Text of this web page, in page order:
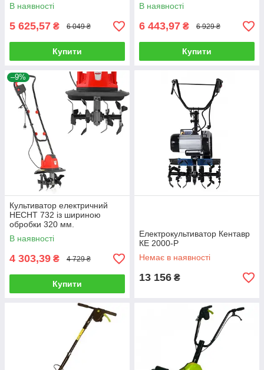
В наявності
5 625,57 ₴ 6 049 ₴
Купити
В наявності
6 443,97 ₴ 6 929 ₴
Купити
–9%
Культиватор електричний
HECHT 732 із шириною
обробки 320 мм.
В наявності
4 303,39 ₴ 4 729 ₴
Купити
Електрокультиватор Кентавр
КЕ 2000-Р
Немає в наявності
13 156 ₴